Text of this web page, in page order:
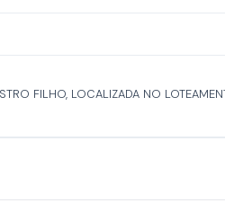
FILHO, LOCALIZADA NO